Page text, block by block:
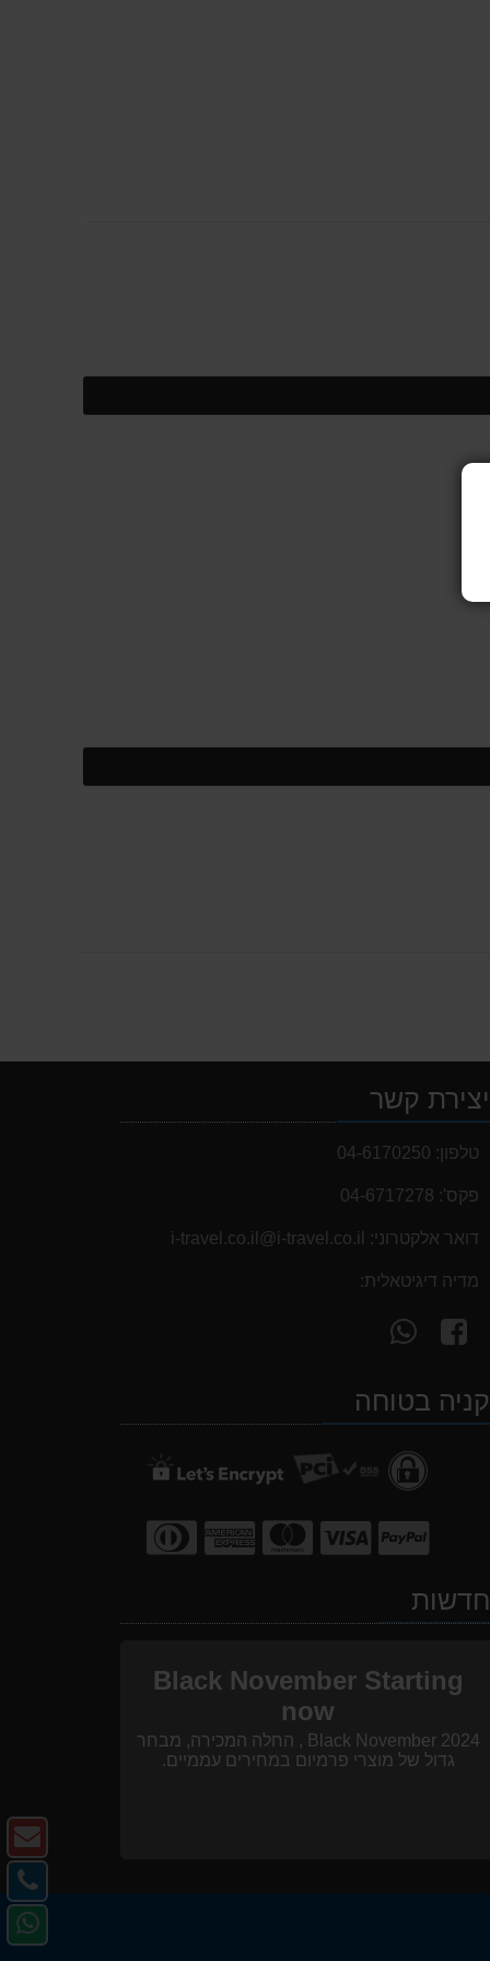
יצירת קשר
טלפון: 04-6170250
פקס': 04-6717278
דואר אלקטרוני: i-travel.co.il@i-travel.co.il
מדיה דיגיטאלית:
עקוב
אחרינו
facebook
WhatsAppקניה בטוחה
חדשות
Black November Starting
now
Black November 2024 , החלה המכירה, מבחר
גדול של מוצרי פרמיום במחירים עממיים.
-
-